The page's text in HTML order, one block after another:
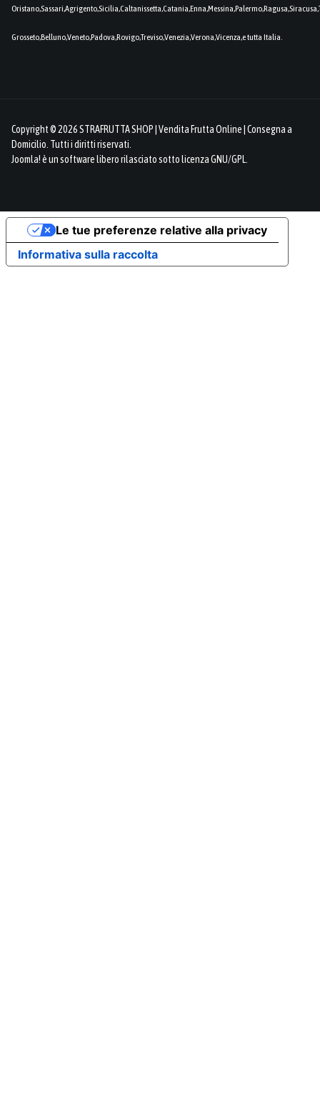
Grosseto,Belluno,Veneto,Padova,Rovigo,Treviso,Venezia,Verona,Vicenza,e tutta Italia.
Copyright © 2026 STRAFRUTTA SHOP | Vendita Frutta Online | Consegna a
Domicilio. Tutti i diritti riservati.
Joomla!è un software libero rilasciato sottolicenza GNU/GPL.
Informativa sulla raccolta
Le tue preferenze relative alla privacy